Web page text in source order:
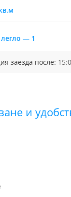
— 1
заезда после:
и